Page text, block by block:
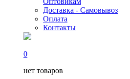
Доставка - Самовывоз
Оплата
Контакты
0
нет товаров